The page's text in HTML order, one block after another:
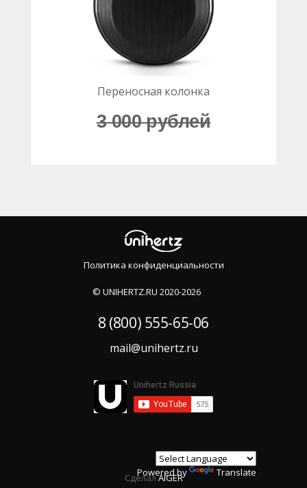
Переносная колонка
3 000 рублей
Политика конфиденциальности
©️ UNIHERTZ.RU 2020-2026
8 (800) 555-65-06
mail@unihertz.ru
Powered by Translate
СделалAIGER